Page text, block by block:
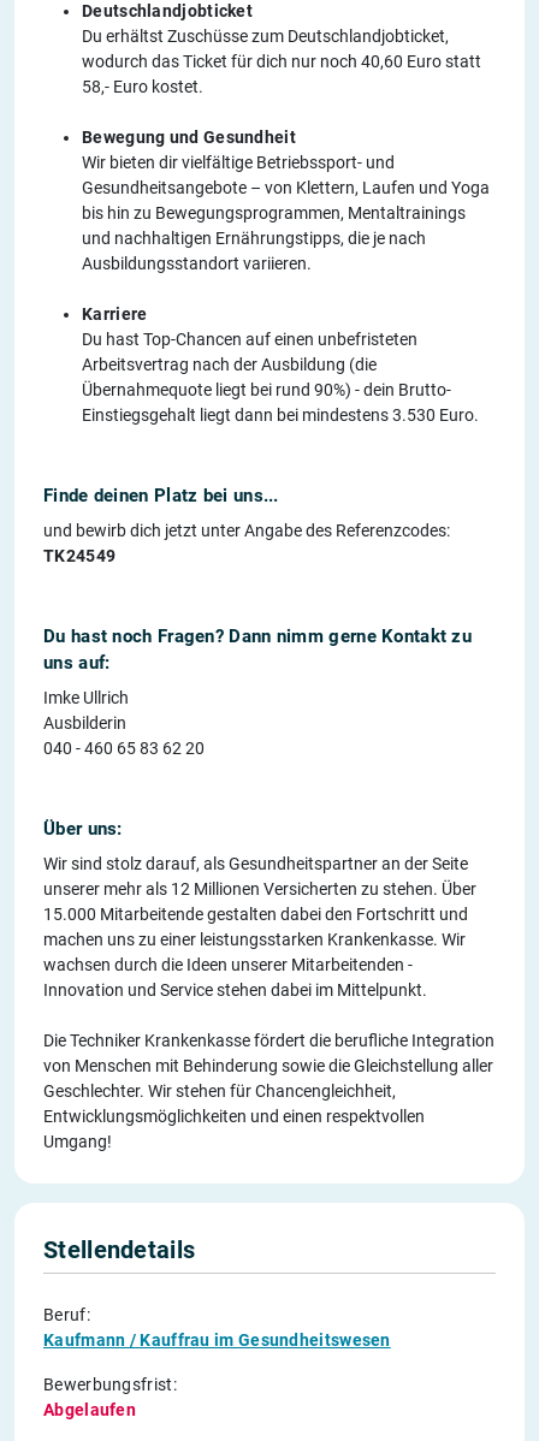
Deutschlandjobticket
Du erhältst Zuschüsse zum Deutschlandjobticket,
wodurch das Ticket für dich nur noch 40,60 Euro statt
58,- Euro kostet.
Bewegung und Gesundheit
Wir bieten dir vielfältige Betriebssport- und
Gesundheitsangebote – von Klettern, Laufen und Yoga
bis hin zu Bewegungsprogrammen, Mentaltrainings
und nachhaltigen Ernährungstipps, die je nach
Ausbildungsstandort variieren.
Karriere
Du hast Top-Chancen auf einen unbefristeten
Arbeitsvertrag nach der Ausbildung (die
Übernahmequote liegt bei rund 90%) - dein Brutto-
Einstiegsgehalt liegt dann bei mindestens 3.530 Euro.
Finde deinen Platz bei uns...
und bewirb dich jetzt unter Angabe des Referenzcodes:
TK24549
Du hast noch Fragen? Dann nimm gerne Kontakt zu
uns auf:
Imke Ullrich
Ausbilderin
040 - 460 65 83 62 20
Über uns:
Wir sind stolz darauf, als Gesundheitspartner an der Seite
unserer mehr als 12 Millionen Versicherten zu stehen. Über
15.000 Mitarbeitende gestalten dabei den Fortschritt und
machen uns zu einer leistungsstarken Krankenkasse. Wir
wachsen durch die Ideen unserer Mitarbeitenden -
Innovation und Service stehen dabei im Mittelpunkt.
Die Techniker Krankenkasse fördert die berufliche Integration
von Menschen mit Behinderung sowie die Gleichstellung aller
Geschlechter. Wir stehen für Chancengleichheit,
Entwicklungsmöglichkeiten und einen respektvollen
Umgang!
Stellendetails
Beruf:
Kaufmann / Kauffrau im Gesundheitswesen
Bewerbungsfrist:
Abgelaufen